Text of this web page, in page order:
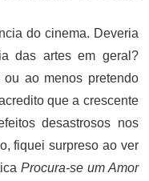
do cinema. Deveria
das artes em geral?
ao menos pretendo
que a crescente
desastrosos nos
fiquei surpreso ao ver
Procura-se um Amor